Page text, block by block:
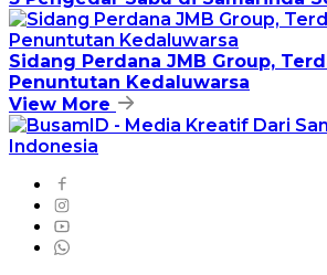
Sidang Perdana JMB Group,
Penuntutan Kedaluwarsa
View More